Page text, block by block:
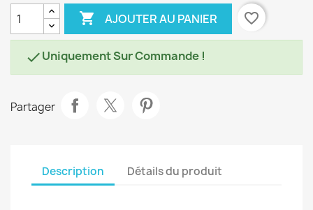
 AJOUTER AU PANIER favorite_border
Uniquement Sur Commande !
Partager
Description Détails du produit